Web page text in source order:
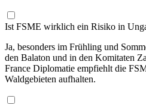
Ist FSME wirklich ein Risiko in
Ja, besonders im Frühling und
den Balaton und in den Komitaten
France Diplomatie empfiehlt die
Waldgebieten aufhalten.